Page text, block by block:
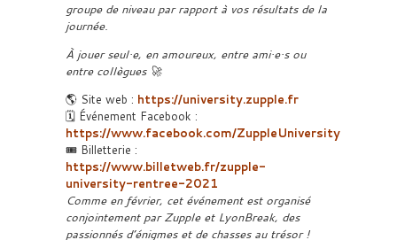
groupe de niveau par rapport à vos résultats de la
journée.
À jouer seul·e, en amoureux, entre ami·e·s ou
entre collègues 🚀
🌎 Site web : https://university.zupple.fr
🗓 Événement Facebook :
https://www.facebook.com/ZuppleUniversity
🎟 Billetterie :
https://www.billetweb.fr/zupple-
university-rentree-2021
Comme en février, cet événement est organisé
conjointement par Zupple et LyonBreak, des
passionnés d’énigmes et de chasses au trésor !